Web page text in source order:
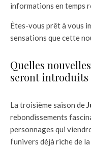
informations en temps
Êtes-vous prêt à vous
sensations que cette
Quelles
seront introduits
La troisième saison de
rebondissements
personnages qui
l’univers déjà riche de